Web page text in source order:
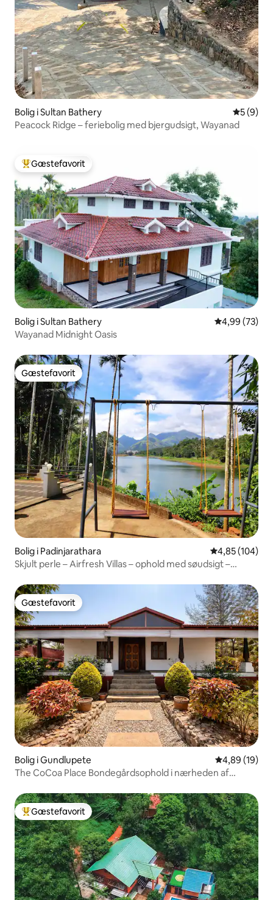
Bolig i Sultan Bathery 5 ud af 5
5 (9)
Peacock Ridge – feriebolig med bjergudsigt, Wayanad
Bedste gæstefavorit
Gæstefavorit
Bolig i Sultan Bathery 4,99 ud af 5 i
4,99 (73)
Wayanad Midnight Oasis
Gæstefavorit
Gæstefavorit
Bolig i Padinjarathara 4,85 ud af 5 i
4,85 (104)
Skjult perle – Airfresh Villas – ophold med søudsigt –
Gæstefavorit
Gæstefavorit
Bolig i Gundlupete 4,89 ud af 5 i
4,89 (19)
The CoCoa Place Bondegårdsophold i nærheden af
Bedste gæstefavorit
Gæstefavorit